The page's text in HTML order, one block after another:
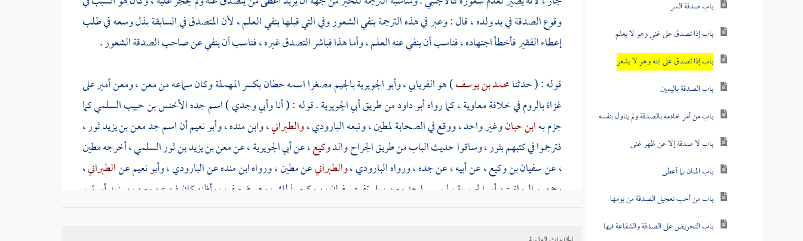
باب صدقة السر
باب إذا تصدق على غني وهو لا يعلم
باب إذا تصدق على ابنه وهو لا يشعر
باب الصدقة باليمين
باب من أمر خادمه بالصدقة ولم يناول بنفسه
باب لا صدقة إلا عن ظهر غنى
باب المنان بما أعطى
باب من أحب تعجيل الصدقة من يومها
باب التحريض على الصدقة والشفاعة فيها
وقوع الصدقة في يد ولده ، قال : وعبر في هذه الترجمة بنفي الشعور وفي التي قبلها بنفي العلم ، لأن المتصدق في السابقة بذل وسعه في طلب
إعطاء الفقير فأخطأ اجتهاده ، فناسب أن ينفي عنه العلم ، وأما هذا فباشر التصدق غيره ، فناسب أن ينفي عن صاحب الصدقة الشعور .
قوله : ( حدثنامحمد بن يوسف) هو الفريابي ،وأبو الجويريةبالجيم مصغرا اسمهحطانبكسر المهملة وكان سماعه منمعن،ومعنأمير على
غزاةبالرومفي خلافةمعاوية، كما رواهأبو داودمن طريقأبي الجويرية. قوله : ( أنا وأبي وجدي ) اسم جدهالأخنس بن حبيب السلميكما
جزم بهابن حبانوغير واحد ، ووقع في الصحابةلمطين، وتبعهالبارودي،والطبراني،وابن منده،وأبو نعيمأن اسم جدمعن بن يزيد ثور،
فترجموا في كتبهم بثور ، وساقوا حديث الباب من طريقالجراحوالدوكيع، عنأبي الجويرية، عنمعن بن يزيد بن ثور السلمي، أخرجهمطين
، عنسفيان بن وكيع، عن أبيه ، عن جده ، ورواهالبارودي،والطبرانيعنمطين، ورواهابن مندهعنالبارودي،وأبو نعيمعنالطبراني،
وجمهور الرواة عن أبي الجويرية، لم يسموا جد معن ، بل تفردسفيان بن وكيع بذلك ، وهو ضعيف ، وأظنه كان فيه عن معن بن يزيد أبي ثور
السلميفتصحفت أداة الكنية بابن ، فإنمعناكان يكنىأبا ثور، فقد ذكرخليفة بن خياطفي تاريخه أنمعن بن يزيد، وابنهثوراقتلا يوممرج
راهط مع الضحاك بن قيس . وجمع